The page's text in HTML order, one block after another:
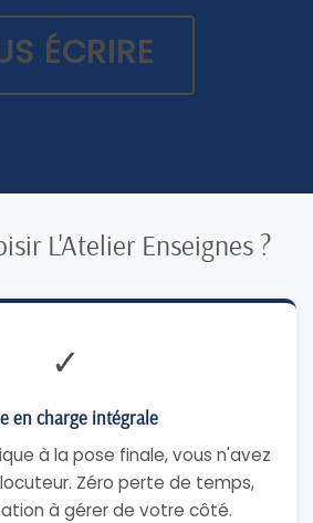
ÉCRIRE
L'Atelier Enseignes ?
✓
en charge intégrale
à la pose finale, vous n'avez
Zéro perte de temps,
à gérer de votre côté.